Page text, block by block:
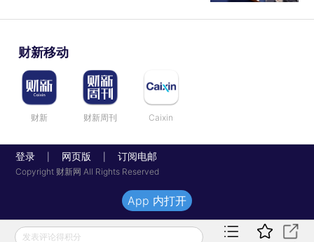
财新移动
财新 财新周刊 Caixin
登录 网页版 订阅电邮
Copyright 财新网 All Rights Reserved
发表评论得积分
App 内打开